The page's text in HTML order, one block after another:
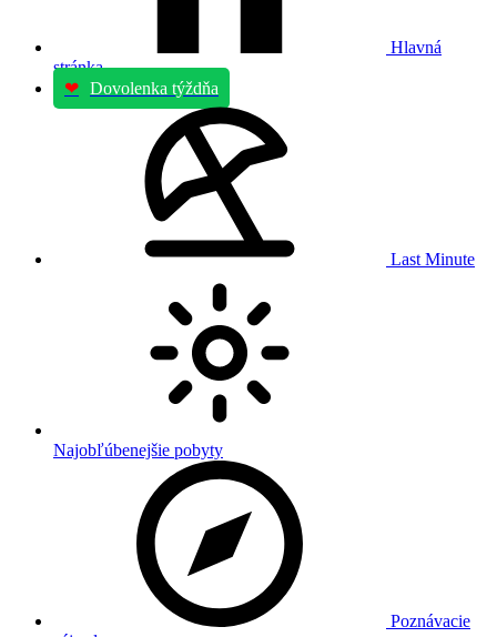
Hlavná
stránka
❤ Dovolenka týždňa
Last Minute
Najobľúbenejšie pobyty
Poznávacie